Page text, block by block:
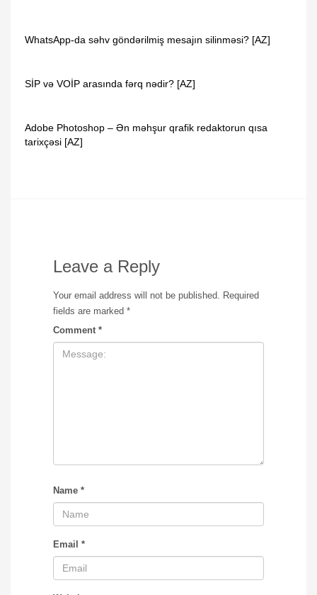
WhatsApp-da səhv göndərilmiş mesajın silinməsi? [AZ]
SİP və VOİP arasında fərq nədir? [AZ]
Adobe Photoshop – Ən məhşur qrafik redaktorun qısa
tarixçəsi [AZ]
Leave a Reply
Your email address will not be published. Required
fields are marked *
Comment *
Name *
Email *